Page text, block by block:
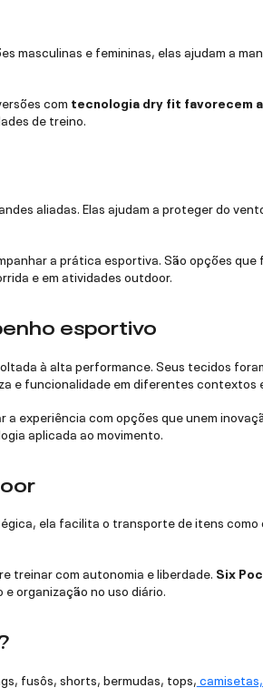
masculinas e femininas, elas ajudam a
com tecnologia dry fit favorecem
de treino.
aliadas. Elas ajudam a proteger do
a prática esportiva. São opções que
e em atividades outdoor.
esportivo
à alta performance. Seus tecidos
e funcionalidade em diferentes contextos
experiência com opções que unem
aplicada ao movimento.
ela facilita o transporte de itens como
treinar com autonomia e liberdade. Six
organização no uso diário.
fusôs, shorts, bermudas, tops,